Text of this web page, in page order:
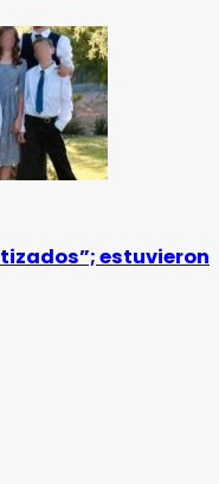
estuvieron